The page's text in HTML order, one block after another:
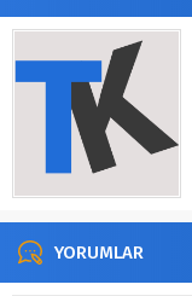
YORUMLAR